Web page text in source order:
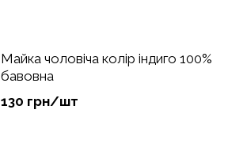
Майка чоловіча колір індиго 100%
бавовна
130 грн/шт